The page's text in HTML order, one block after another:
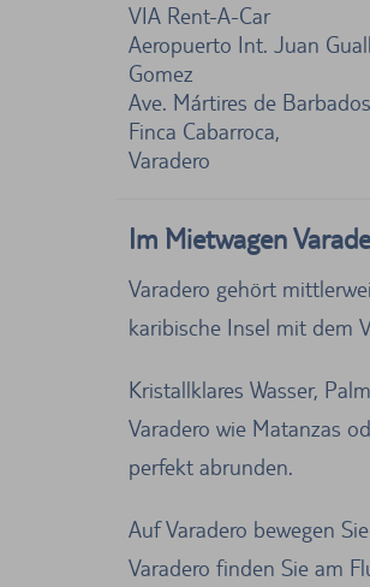
VIA Rent-A-Car
Aeropuerto Int. Juan
Gomez
Ave. Mártires de
Finca Cabarroca,
Varadero
Im Mietwagen
Varadero gehört
karibische Insel mit dem
Kristallklares Wasser,
Varadero wie Matanzas
perfekt abrunden.
Auf Varadero bewegen
Varadero finden Sie am